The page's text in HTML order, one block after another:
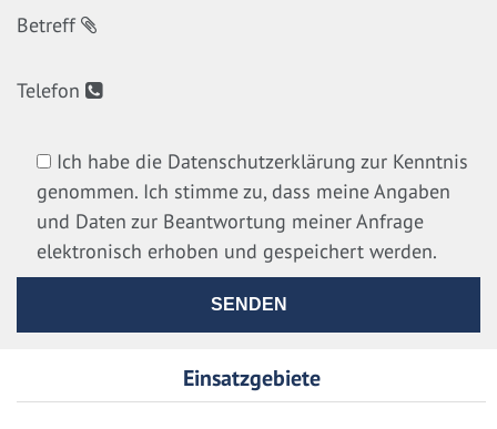
Betreff
Telefon
Ich habe die Datenschutzerklärung zur Kenntnis
genommen. Ich stimme zu, dass meine Angaben
und Daten zur Beantwortung meiner Anfrage
elektronisch erhoben und gespeichert werden.
Einsatzgebiete